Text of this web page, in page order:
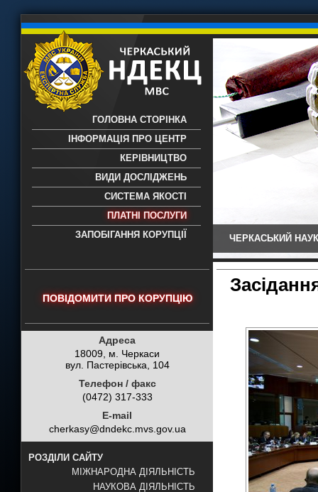
науково-дослідний експертно-
- проведення всих видів судових
експертиз
ГОЛОВНА СТОРІНКА
ІНФОРМАЦІЯ ПРО ЦЕНТР
КЕРІВНИЦТВО
ВИДИ ДОСЛІДЖЕНЬ
СИСТЕМА ЯКОСТІ
ПЛАТНІ ПОСЛУГИ
ЗАПОБІГАННЯ КОРУПЦІЇ
ЧЕРКАСЬКИЙ
ПОВІДОМИТИ ПРО КОРУПЦІЮ
Адреса
18009, м. Черкаси
вул. Пастерівська, 104
Телефон / факс
(0472) 317-333
E-mail
cherkasy@dndekc.mvs.gov.ua
РОЗДІЛИ САЙТУ
МІЖНАРОДНА ДІЯЛЬНІСТЬ
НАУКОВА ДІЯЛЬНІСТЬ